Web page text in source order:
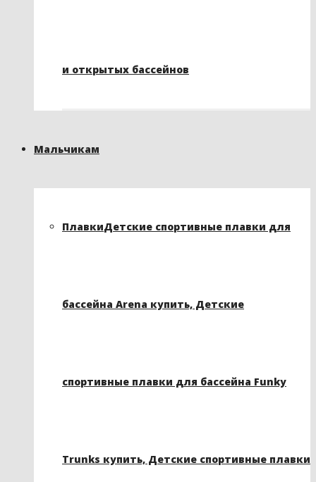
и открытых бассейнов
Мальчикам
ПлавкиДетские спортивные плавки для
бассейна Arena купить, Детские
спортивные плавки для бассейна Funky
Trunks купить, Детские спортивные плавки